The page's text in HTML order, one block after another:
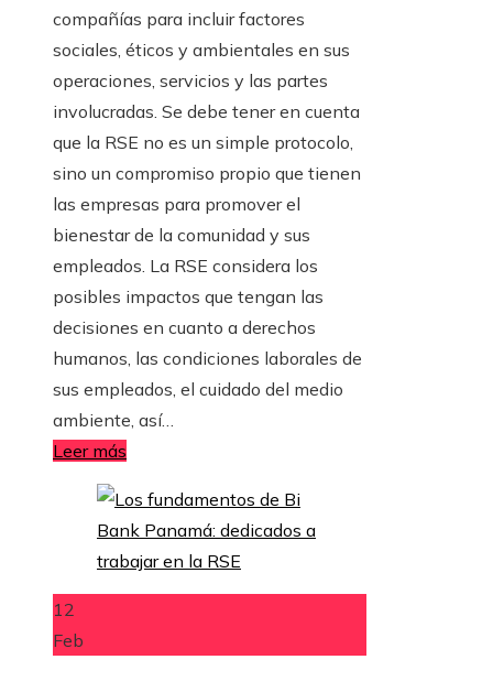
compañías para incluir factores
sociales, éticos y ambientales en sus
operaciones, servicios y las partes
involucradas. Se debe tener en cuenta
que la RSE no es un simple protocolo,
sino un compromiso propio que tienen
las empresas para promover el
bienestar de la comunidad y sus
empleados. La RSE considera los
posibles impactos que tengan las
decisiones en cuanto a derechos
humanos, las condiciones laborales de
sus empleados, el cuidado del medio
ambiente, así…
Leer más
12
Feb